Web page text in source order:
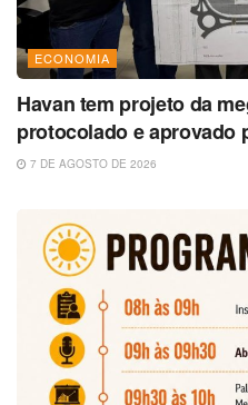
ECONOMIA
Havan tem projeto da
protocolado e aprovado
7 DE AGOSTO DE 2026